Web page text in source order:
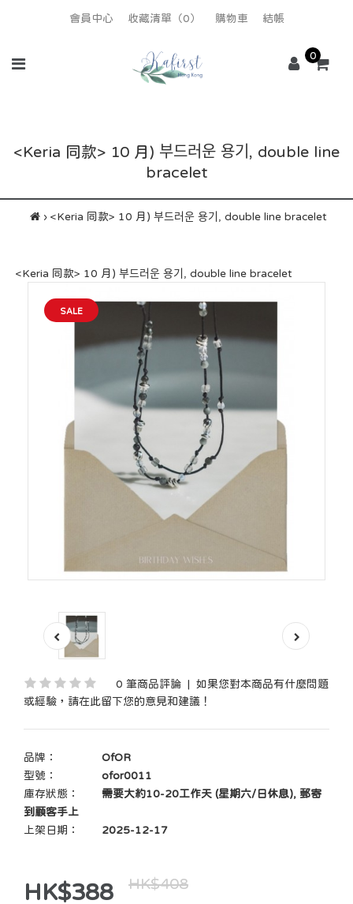
會員中心 收藏清單（0） 購物車 結帳
0
<Keria 同款> 10 月) 부드러운 용기, double line
bracelet
<Keria 同款> 10 月) 부드러운 용기, double line bracelet
<Keria 同款> 10 月) 부드러운 용기, double line bracelet
SALE
0 筆商品評論
如果您對本商品有什麼問題
或經驗，請在此留下您的意見和建議！
品牌：
OfOR
型號：
ofor0011
庫存狀態：
需要大約10-20工作天 (星期六/日休息), 郵寄
到顧客手上
上架日期：
2025-12-17
HK$388 HK$408